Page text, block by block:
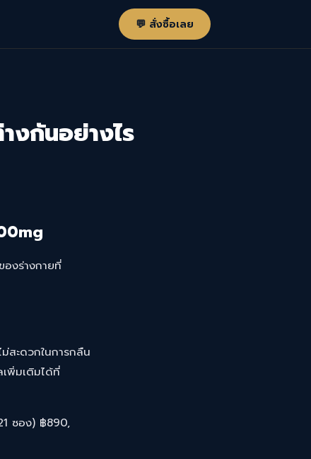
💬 สั่งซื้อเลย
งกันอย่างไร
งร่างกายที่
สะดวกในการกลืน
เพิ่มเติมได้ที่
ซอง) ฿890,